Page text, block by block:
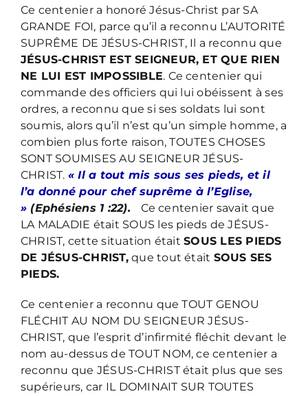
Ce centenier a honoré Jésus-Christ par SA
GRANDE FOI, parce qu’il a reconnu L’AUTORITÉ
SUPRÊME DE JÉSUS-CHRIST, Il a reconnu que
JÉSUS-CHRIST EST SEIGNEUR, ET QUE RIEN
NE LUI EST IMPOSSIBLE. Ce centenier qui
commande des officiers qui lui obéissent à ses
ordres, a reconnu que si ses soldats lui sont
soumis, alors qu’il n’est qu’un simple homme, a
combien plus forte raison, TOUTES CHOSES
SONT SOUMISES AU SEIGNEUR JÉSUS-
CHRIST. « Il a tout mis sous ses pieds, et il
l’a donné pour chef suprême à l’Eglise,
» (Ephésiens 1 :22).
Ce centenier savait que
LA MALADIE était SOUS les pieds de JÉSUS-
CHRIST, cette situation étaitSOUS LES PIEDS
DE JÉSUS-CHRIST,que tout était SOUS SES
PIEDS.
Ce centenier a reconnu que TOUT GENOU
FLÉCHIT AU NOM DU SEIGNEUR JÉSUS-
CHRIST, que l’esprit d’infirmité fléchit devant le
nom au-dessus de TOUT NOM, ce centenier a
reconnu que JÉSUS-CHRIST était plus que ses
supérieurs, car IL DOMINAIT SUR TOUTES